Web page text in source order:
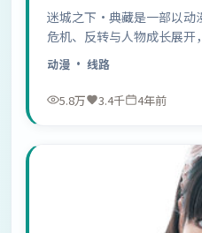
迷城之下·典藏是一部以动
危机、反转与人物成长展
观看。
动漫 · 线路
5.8万 3.4千 4年前